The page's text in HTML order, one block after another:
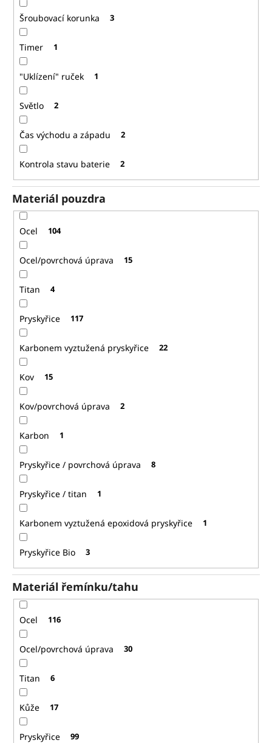
Šroubovací korunka 3
Timer 1
"Uklízení" ruček 1
Světlo 2
Čas východu a západu 2
Kontrola stavu baterie 2
Materiál pouzdra
Ocel 104
Ocel/povrchová úprava 15
Titan 4
Pryskyřice 117
Karbonem vyztužená pryskyřice 22
Kov 15
Kov/povrchová úprava 2
Karbon 1
Pryskyřice / povrchová úprava 8
Pryskyřice / titan 1
Karbonem vyztužená epoxidová pryskyřice 1
Pryskyřice Bio 3
Materiál řemínku/tahu
Ocel 116
Ocel/povrchová úprava 30
Titan 6
Kůže 17
Pryskyřice 99